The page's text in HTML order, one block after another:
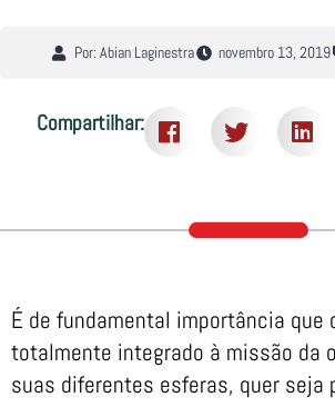
Por: Abian Laginestra novembro 13, 2019
Compartilhar:
É de fundamental importância que
totalmente integrado à missão da
suas diferentes esferas, quer seja